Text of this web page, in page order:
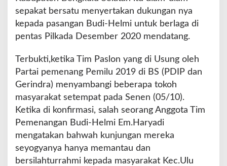
m
W
g
a
K
e
c
.
U
l
u
M
sepakat bersatu menyertakan dukungan nya
kepada pasangan Budi-Helmi untuk berlaga di
pentas Pilkada Desember 2020 mendatang.
Terbukti,ketika Tim Paslon yang di Usung oleh
Partai pemenang Pemilu 2019 di BS (PDIP dan
Gerindra) menyambangi beberapa tokoh
masyarakat setempat pada Senen (05/10).
Ketika di konfirmasi, salah seorang Anggota Tim
Pemenangan Budi-Helmi Em.Haryadi
mengatakan bahwah kunjungan mereka
seyogyanya hanya memantau dan
bersilahturrahmi kepada masyarakat Kec.Ulu